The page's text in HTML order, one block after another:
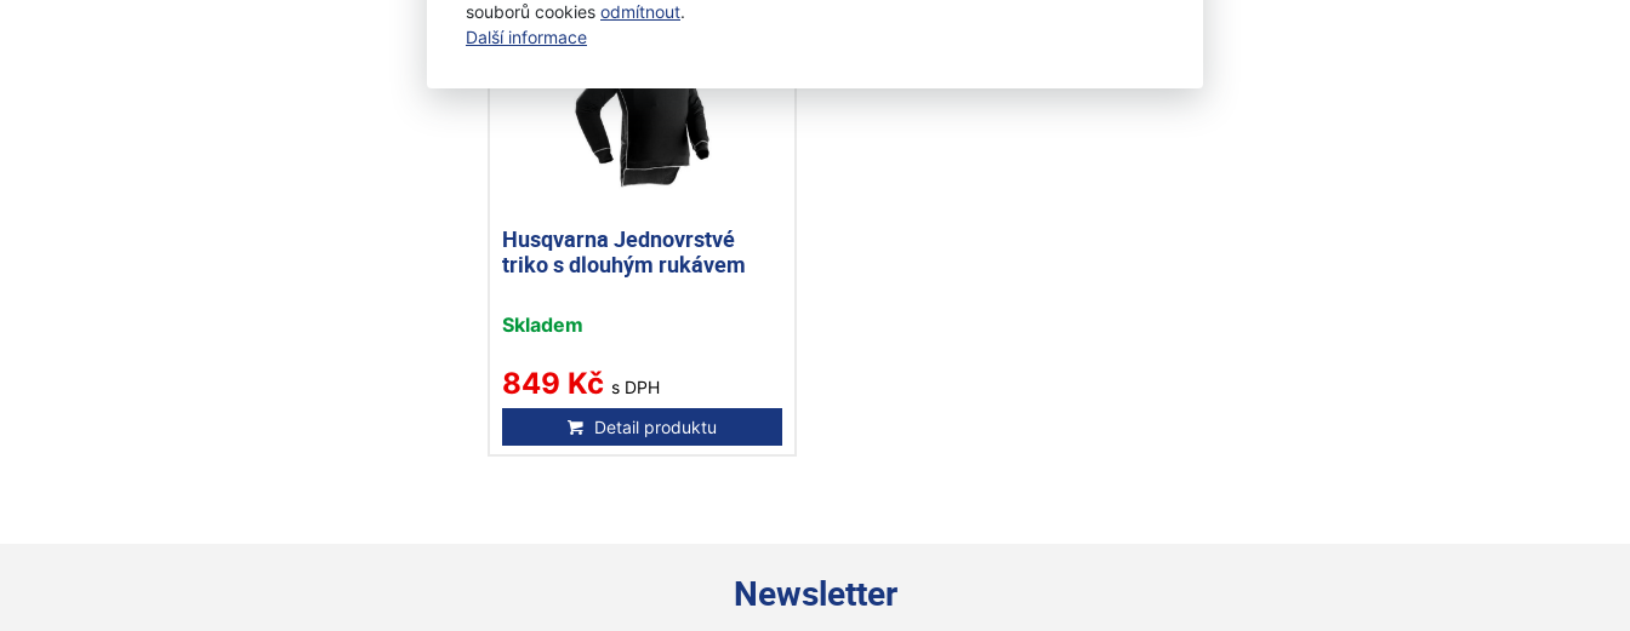
souborů cookies odmítnout.
Další informace
Akce
Husqvarna Jednovrstvé
triko s dlouhým rukávem
Skladem
849 Kč s DPH
Detail produktu
Newsletter